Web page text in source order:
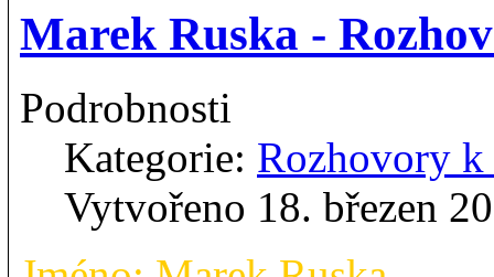
Marek Ruska -
Podrobnosti
Kategorie: Rozhovory
Vytvořeno 18. březen